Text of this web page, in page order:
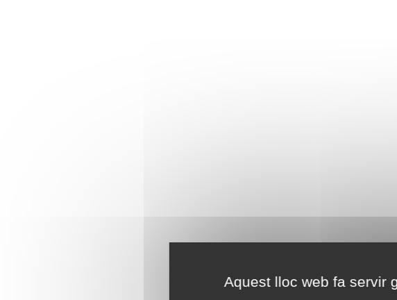
Aquest lloc web fa servir